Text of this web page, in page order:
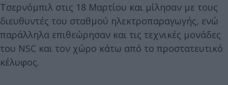
Τσερνόμπιλ στις 18 Μαρτίου και μίλησαν με τους
διευθυντές του σταθμού ηλεκτροπαραγωγής, ενώ
παράλληλα επιθεώρησαν και τις τεχνικές μονάδες
του NSC και τον χώρο κάτω από το προστατευτικό
κέλυφος.